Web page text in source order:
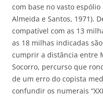
com base no vasto
Almeida e Santos, 1971).
compatível com as 13
as 18 milhas indicadas
cumprir a distância entre
Socorro, percurso que
de um erro do copista
confundir os numerais